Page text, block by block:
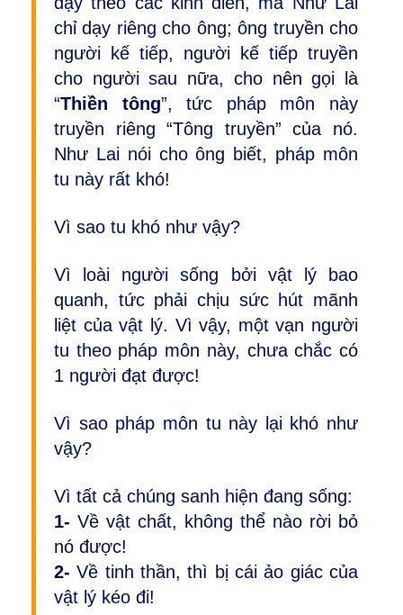
chỉ dạy riêng cho ông; ông truyền cho
người kế tiếp, người kế tiếp truyền
cho người sau nữa, cho nên gọi là
“Thiền tông”, tức pháp môn này
truyền riêng “Tông truyền” của nó.
Như Lai nói cho ông biết, pháp môn
tu này rất khó!
Vì sao tu khó như vậy?
Vì loài người sống bởi vật lý bao
quanh, tức phải chịu sức hút mãnh
liệt của vật lý. Vì vậy, một vạn người
tu theo pháp môn này, chưa chắc có
1 người đạt được!
Vì sao pháp môn tu này lại khó như
vậy?
Vì tất cả chúng sanh hiện đang sống:
1- Về vật chất, không thể nào rời bỏ
nó được!
2- Về tinh thần, thì bị cái ảo giác của
vật lý kéo đi!